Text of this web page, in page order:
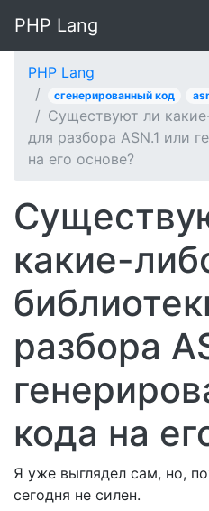
PHP Lang
PHP Lang
сгенерированный код
Существуют ли
для разбора ASN.1 или
на его основе?
какие-
разбора
кода на
Я уже выглядел сам, но,
сегодня не силен.